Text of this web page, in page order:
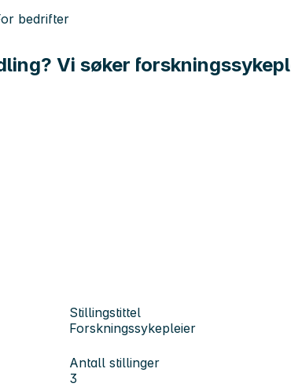
bedrifter
Vi søker
Stillingstittel
Forskningssykepleier
Antall stillinger
3